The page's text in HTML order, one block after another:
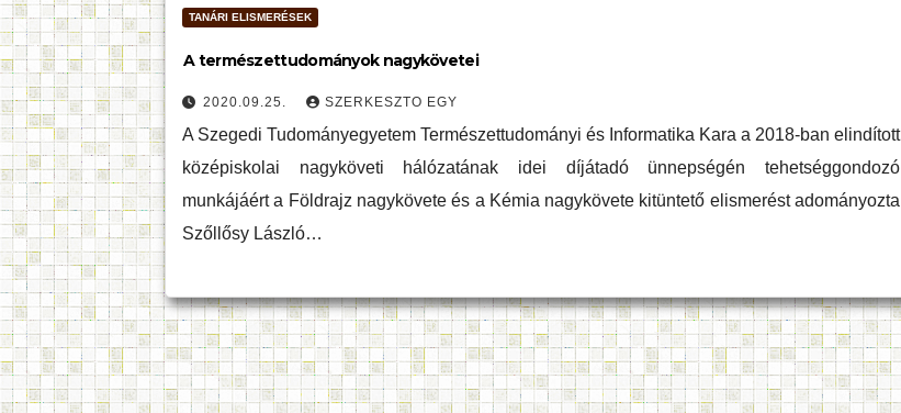
TANÁRI ELISMERÉSEK
A természettudományok nagykövetei
2020.09.25. SZERKESZTO EGY
A Szegedi Tudományegyetem Természettudományi és Informatika Kara a 2018-ban elindított
középiskolai nagyköveti hálózatának idei díjátadó ünnepségén tehetséggondozó
munkájáért a Földrajz nagykövete és a Kémia nagykövete kitüntető elismerést adományozta
Szőllősy László…